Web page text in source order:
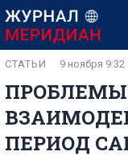
ПЕРИОД
СТАТЬИ 9 ноября 9:32